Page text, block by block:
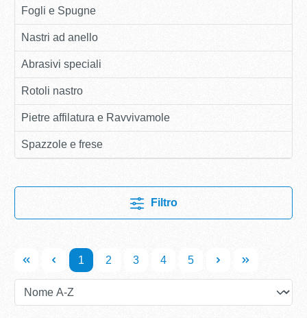
Fogli e Spugne
Nastri ad anello
Abrasivi speciali
Rotoli nastro
Pietre affilatura e Ravvivamole
Spazzole e frese
Filtro
1 2 3 4 5